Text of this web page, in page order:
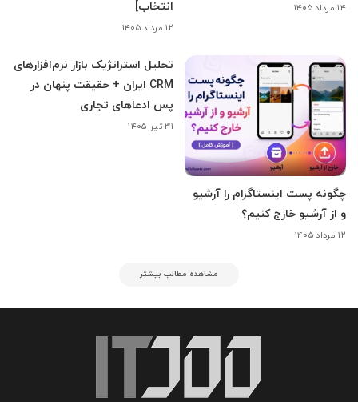
۱۴ مرداد ۱۴۰۵
انتخاب]
۱۲ مرداد ۱۴۰۵
چگونه پست اینستاگرام را آرشیو
و از آرشیو خارج کنیم؟
۱۲ مرداد ۱۴۰۵
تحلیل استراتژیک بازار نرم‌افزارهای
CRM ایران + حقیقت پنهان در
پس ادعاهای تجاری
۳۱ تیر ۱۴۰۵
مشاهده مطالب بیشتر